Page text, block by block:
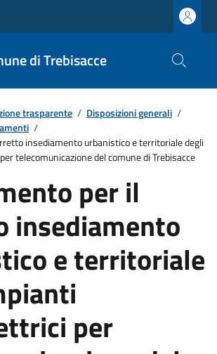
di Trebisacce
trasparente / Disposizioni generali /
/
insediamento urbanistico e territoriale degli
telecomunicazione del comune di Trebisacce
per il
insediamento
e territoriale
per